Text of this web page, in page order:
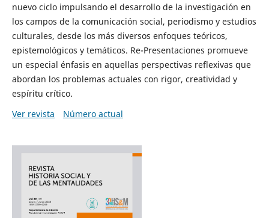
nuevo ciclo impulsando el desarrollo de la investigación en
los campos de la comunicación social, periodismo y estudios
culturales, desde los más diversos enfoques teóricos,
epistemológicos y temáticos. Re-Presentaciones promueve
un especial énfasis en aquellas perspectivas reflexivas que
abordan los problemas actuales con rigor, creatividad y
espíritu crítico.
Ver revista
Número actual